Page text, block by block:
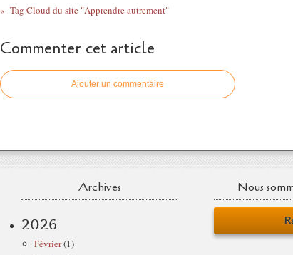
Tag Cloud du site "Apprendre autrement"
Commenter cet article
Ajouter un commentaire
Archives
2026
Février(1)
Nous